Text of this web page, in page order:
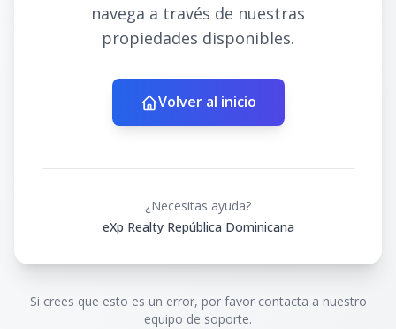
navega a través de nuestras
propiedades disponibles.
Volver al inicio
¿Necesitas ayuda?
eXp Realty República Dominicana
Si crees que esto es un error, por favor contacta a nuestro
equipo de soporte.